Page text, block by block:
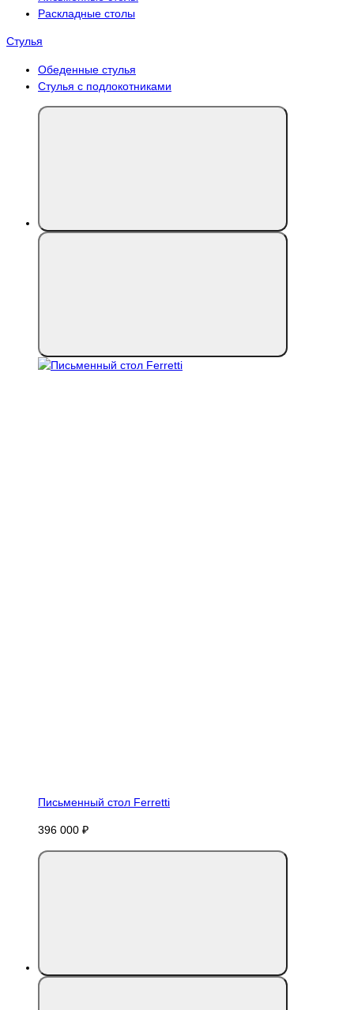
Раскладные столы
Стулья
Обеденные стулья
Стулья с подлокотниками
Письменный стол Ferretti
396 000 ₽